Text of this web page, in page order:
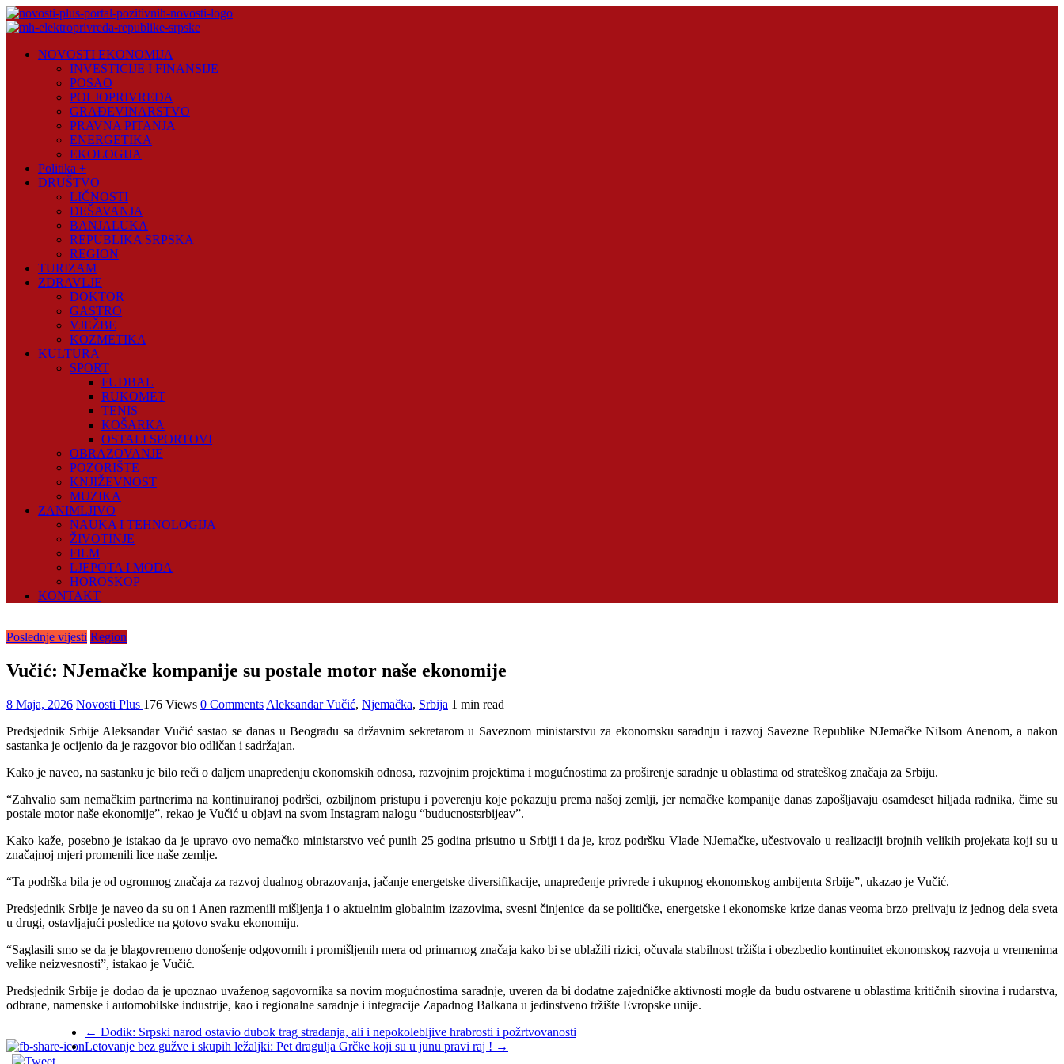
Skip
to
Plus
NOVOSTI EKONOMIJA
INVESTICIJE I FINANSIJE
POSAO
POLJOPRIVREDA
GRAĐEVINARSTVO
PRAVNA PITANJA
ENERGETIKA
EKOLOGIJA
Politika +
DRUŠTVO
LIČNOSTI
DEŠAVANJA
BANJALUKA
REPUBLIKA SRPSKA
REGION
TURIZAM
ZDRAVLJE
DOKTOR
GASTRO
VJEŽBE
KOZMETIKA
KULTURA
SPORT
FUDBAL
RUKOMET
TENIS
KOŠARKA
OSTALI SPORTOVI
OBRAZOVANJE
POZORIŠTE
KNJIŽEVNOST
MUZIKA
ZANIMLJIVO
NAUKA I TEHNOLOGIJA
ŽIVOTINJE
FILM
LJEPOTA I MODA
HOROSKOP
KONTAKT
Poslednje vijesti Region
Vučić: NJemačke kompanije su postale motor naše ekonomije
8 Maja, 2026 Novosti Plus 176 Views 0 Comments Aleksandar Vučić, Njemačka, Srbija 1 min read
Predsjednik Srbije Aleksandar Vučić sastao se danas u Beogradu sa državnim sekretarom u Saveznom ministarstvu za ekonomsku saradnju i razvoj Savezne Republike NJemačke Nilsom Anenom, a nakon
sastanka je ocijenio da je razgovor bio odličan i sadržajan.
Kako je naveo, na sastanku je bilo reči o daljem unapređenju ekonomskih odnosa, razvojnim projektima i mogućnostima za proširenje saradnje u oblastima od strateškog značaja za Srbiju.
“Zahvalio sam nemačkim partnerima na kontinuiranoj podršci, ozbiljnom pristupu i poverenju koje pokazuju prema našoj zemlji, jer nemačke kompanije danas zapošljavaju osamdeset hiljada radnika, čime su
postale motor naše ekonomije”, rekao je Vučić u objavi na svom Instagram nalogu “buducnostsrbijeav”.
Kako kaže, posebno je istakao da je upravo ovo nemačko ministarstvo već punih 25 godina prisutno u Srbiji i da je, kroz podršku Vlade NJemačke, učestvovalo u realizaciji brojnih velikih projekata koji su u
značajnoj mjeri promenili lice naše zemlje.
“Ta podrška bila je od ogromnog značaja za razvoj dualnog obrazovanja, jačanje energetske diversifikacije, unapređenje privrede i ukupnog ekonomskog ambijenta Srbije”, ukazao je Vučić.
Predsjednik Srbije je naveo da su on i Anen razmenili mišljenja i o aktuelnim globalnim izazovima, svesni činjenice da se političke, energetske i ekonomske krize danas veoma brzo prelivaju iz jednog dela sveta
u drugi, ostavljajući posledice na gotovo svaku ekonomiju.
“Saglasili smo se da je blagovremeno donošenje odgovornih i promišljenih mera od primarnog značaja kako bi se ublažili rizici, očuvala stabilnost tržišta i obezbedio kontinuitet ekonomskog razvoja u vremenima
velike neizvesnosti”, istakao je Vučić.
Predsjednik Srbije je dodao da je upoznao uvaženog sagovornika sa novim mogućnostima saradnje, uveren da bi dodatne zajedničke aktivnosti mogle da budu ostvarene u oblastima kritičnih sirovina i rudarstva,
odbrane, namenske i automobilske industrije, kao i regionalne saradnje i integracije Zapadnog Balkana u jedinstveno tržište Evropske unije.
← Dodik: Srpski narod ostavio dubok trag stradanja, ali i nepokolebljive hrabrosti i požrtvovanosti
Letovanje bez gužve i skupih ležaljki: Pet dragulja Grčke koji su u junu pravi raj ! →